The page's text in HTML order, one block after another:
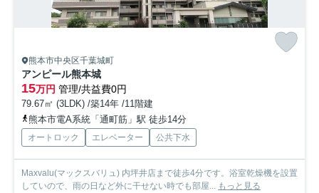
熊本市中央区千葉城町
アンピール熊本城
15万円 管理/共益費0円
79.67㎡ (3LDK) /築14年 /11階建
熊本市電A系統「通町筋」駅 徒歩14分
オートロック エレベーター 公共下水
Maxvalu(マックスバリュ) 内坪井店まで徒歩4分です。浴室乾燥機を設置
していので、雨の日など外に干せない時でも部屋...
もっと見る